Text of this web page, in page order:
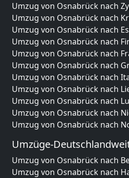
Umzug von Osnabrück nach
Umzug von Osnabrück nach
Umzug von Osnabrück nach
Umzug von Osnabrück nach
Umzug von Osnabrück nach
Umzug von Osnabrück nach
Umzug von Osnabrück nach
Umzug von Osnabrück nach
Umzug von Osnabrück nach
Umzug von Osnabrück nach
Umzug von Osnabrück nach
Umzüge-
Umzug von Osnabrück nach
Umzug von Osnabrück nach